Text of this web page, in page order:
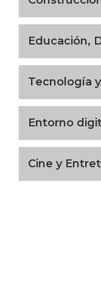
Educación,
Tecnología
Entorno
Cine y